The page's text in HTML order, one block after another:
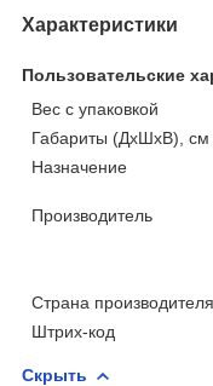
Характеристики
Пользовательские
Вес с упаковкой
Габариты (ДхШхВ), см
Назначение
Производитель
Страна производителя
Штрих-код
Скрыть